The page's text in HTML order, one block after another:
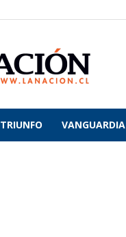
La
TRIUNFO VANGUARDIA